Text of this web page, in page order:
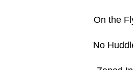
On the
No